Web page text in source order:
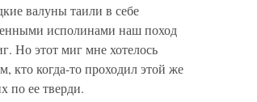
валуны таили в себе
исполинами наш поход
Но этот миг мне хотелось
кто когда-то проходил этой же
по ее тверди.